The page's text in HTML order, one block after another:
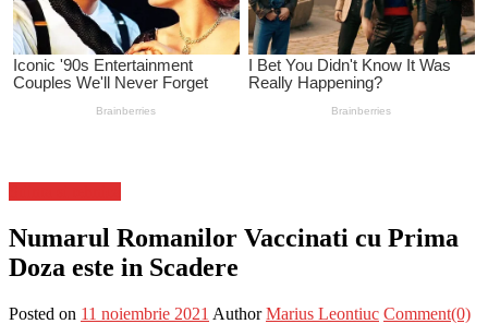
Numarul Romanilor Vaccinati cu Prima
Doza este in Scadere
Posted on 11 noiembrie 2021 Author Marius Leontiuc Comment(0)